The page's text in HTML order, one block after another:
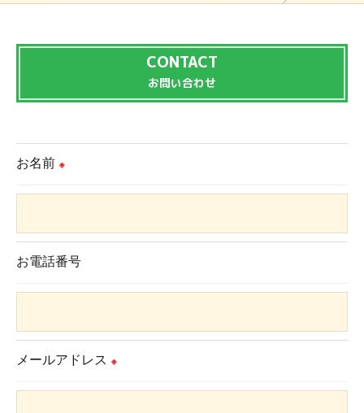
お問い合わせ
CONTACT
お名前 ※
お電話番号
メールアドレス ※